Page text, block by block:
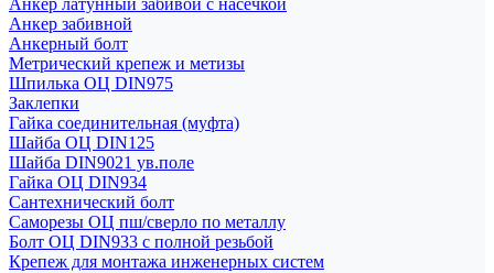
Анкер латунный забивой с насечкой
Анкер забивной
Анкерный болт
Метрический крепеж и метизы
Шпилька ОЦ DIN975
Заклепки
Гайка соединительная (муфта)
Шайба ОЦ DIN125
Шайба DIN9021 ув.поле
Гайка ОЦ DIN934
Сантехнический болт
Саморезы ОЦ пш/сверло по металлу
Болт ОЦ DIN933 с полной резьбой
Крепеж для монтажа инженерных систем